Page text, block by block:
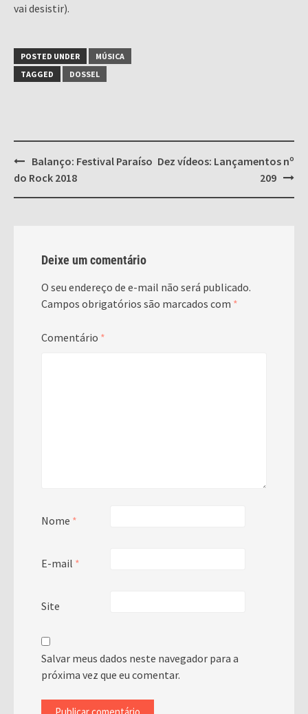
vai desistir).
POSTED UNDER
MÚSICA
TAGGED
DOSSEL
Post
navigation
Balanço: Festival Paraíso
do Rock 2018
Dez vídeos: Lançamentos nº
209
Deixe um comentário
O seu endereço de e-mail não será publicado.
Campos obrigatórios são marcados com *
Comentário *
Nome *
E-mail *
Site
Salvar meus dados neste navegador para a
próxima vez que eu comentar.